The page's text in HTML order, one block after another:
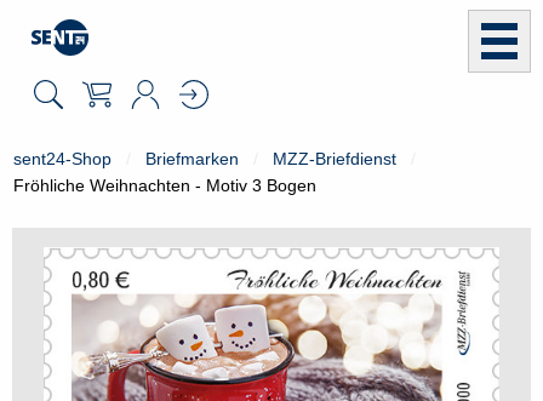
sent24-Shop Briefmarken
MZZ-Briefdienst
Fröhliche Weihnachten - Motiv 3 Bogen